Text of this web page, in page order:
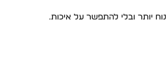
יותר ובלי להתפשר על איכות.